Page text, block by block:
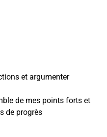
et argumenter
de mes points forts et
de progrès